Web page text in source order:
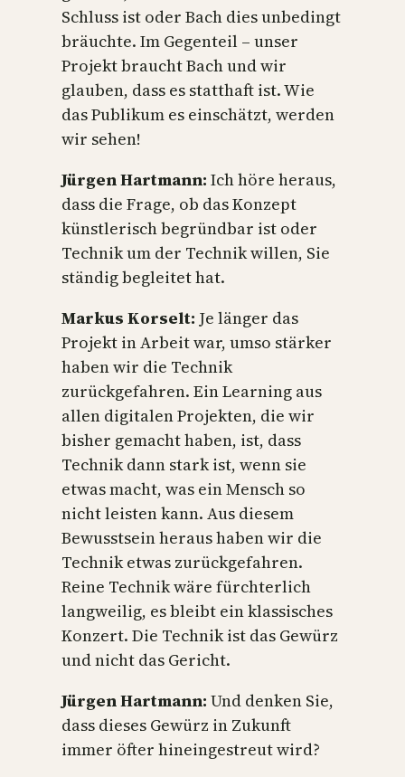
Schluss ist oder Bach dies unbedingt
bräuchte. Im Gegenteil – unser
Projekt braucht Bach und wir
glauben, dass es statthaft ist. Wie
das Publikum es einschätzt, werden
wir sehen!
Jürgen Hartmann: Ich höre heraus,
dass die Frage, ob das Konzept
künstlerisch begründbar ist oder
Technik um der Technik willen, Sie
ständig begleitet hat.
Markus Korselt: Je länger das
Projekt in Arbeit war, umso stärker
haben wir die Technik
zurückgefahren. Ein Learning aus
allen digitalen Projekten, die wir
bisher gemacht haben, ist, dass
Technik dann stark ist, wenn sie
etwas macht, was ein Mensch so
nicht leisten kann. Aus diesem
Bewusstsein heraus haben wir die
Technik etwas zurückgefahren.
Reine Technik wäre fürchterlich
langweilig, es bleibt ein klassisches
Konzert. Die Technik ist das Gewürz
und nicht das Gericht.
Jürgen Hartmann: Und denken Sie,
dass dieses Gewürz in Zukunft
immer öfter hineingestreut wird?